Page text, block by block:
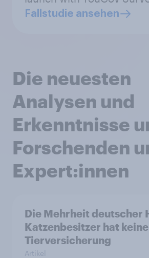
Fallstudie ansehen
Die neuesten
Analysen und
Erkenntnisse
Forschenden
Expert:innen
Die Mehrheit deutscher
Katzenbesitzer hat keine
Tierversicherung
Artikel